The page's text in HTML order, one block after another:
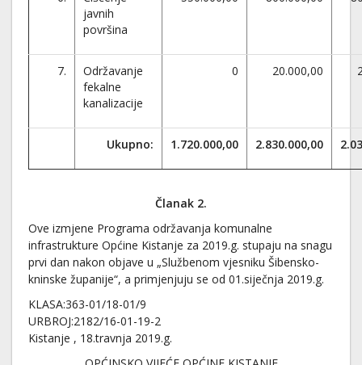
javnih
površina
7.
Održavanje
fekalne
kanalizacije
0 20.000,00
Ukupno: 1.720.000,00 2.830.000,00
Članak 2.
Ove izmjene Programa održavanja komunalne
infrastrukture Općine Kistanje za 2019.g. stupaju na snagu
prvi dan nakon objave u „Službenom vjesniku Šibensko-
kninske županije“, a primjenjuju se od 01.siječnja 2019.g.
KLASA:363-01/18-01/9
URBROJ:2182/16-01-19-2
Kistanje , 18.travnja 2019.g.